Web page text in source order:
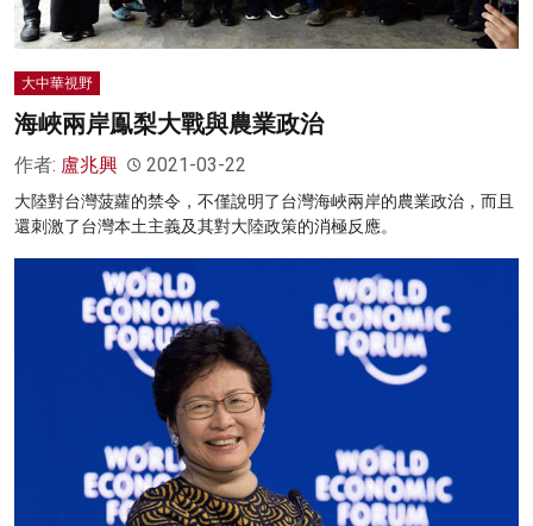
大中華視野
海峽兩岸鳯梨大戰與農業政治
作者: 盧兆興 2021-03-22
大陸對台灣菠蘿的禁令，不僅說明了台灣海峽兩岸的農業政治，而且
還刺激了台灣本土主義及其對大陸政策的消極反應。